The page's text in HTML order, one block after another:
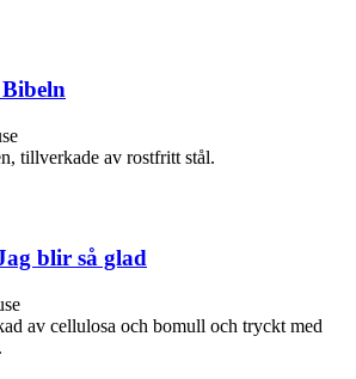
tillverkade av rostfritt stål.
blir så glad
av cellulosa och bomull och tryckt med